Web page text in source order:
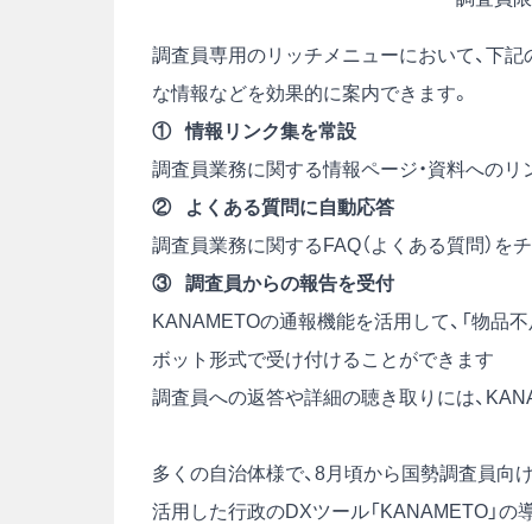
調査員専用のリッチメニューにおいて、下
な情報などを効果的に案内できます。
① 情報リンク集を常設
調査員業務に関する情報ページ・資料への
② よくある質問に自動応答
調査員業務に関するFAQ（よくある質問）を
③ 調査員からの報告を受付
KANAMETOの通報機能を活用して、「物品
ボット形式で受け付けることができます
調査員への返答や詳細の聴き取りには、
多くの自治体様で、8月頃から国勢調査員向
活用した行政のDXツール「KANAMETO」